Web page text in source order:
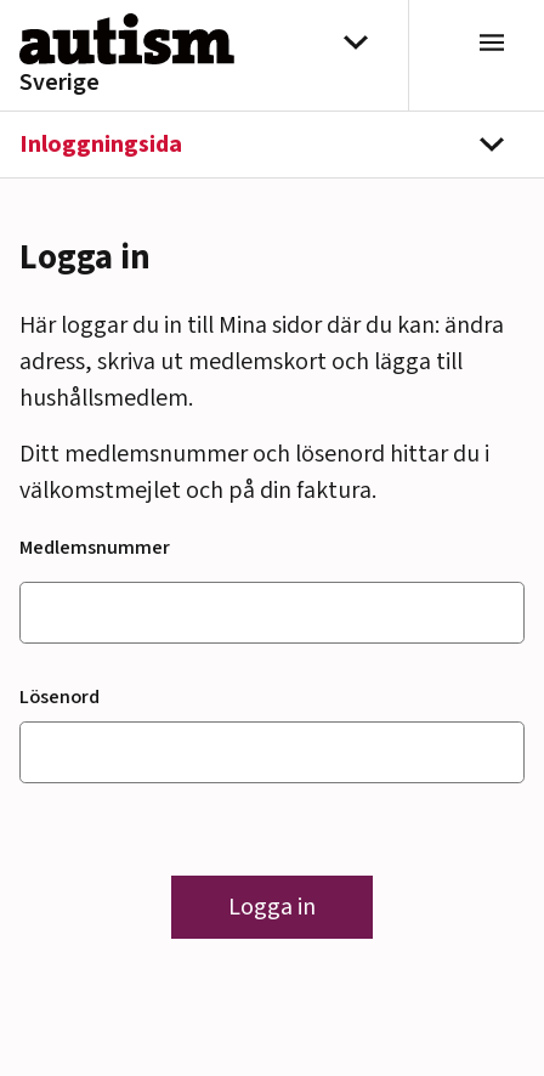
Hoppa till innehåll
Sverige
Välj distrikt
Inloggningsida
Logga in
Här loggar du in till Mina sidor där du kan: ändra
adress, skriva ut medlemskort och lägga till
hushållsmedlem.
Ditt medlemsnummer och lösenord hittar du i
välkomstmejlet och på din faktura.
Medlemsnummer
Lösenord
Logga in